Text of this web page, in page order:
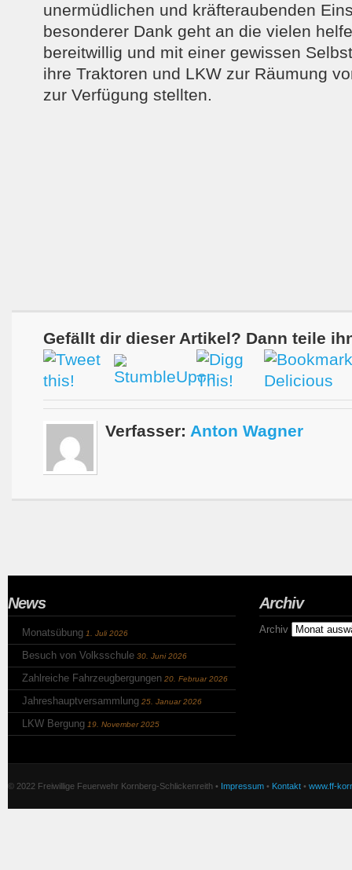
unermüdlichen und kräfteraubenden
besonderer Dank geht an die vielen
bereitwillig und mit einer gewissen
ihre Traktoren und LKW zur Räumung
zur Verfügung stellten.
Gefällt dir dieser Artikel? Dann teile
Verfasser: Anton Wagner
News
Monatsübung 1. Juli 2026
Besuch von Volksschule 30. Juni 2026
Zahlreiche Fahrzeugbergungen 20. Februar 2026
Jahreshauptversammlung 25. Januar 2026
LKW Bergung 19. November 2025
Archiv
Archiv
© 2022 Freiwillige Feuerwehr Kornberg-Schlickenreith • Impressum • Kontakt • www.ff-